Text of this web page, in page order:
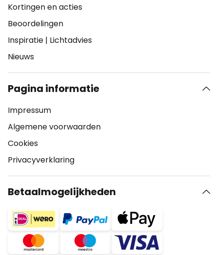
Kortingen en acties
Beoordelingen
Inspiratie | Lichtadvies
Nieuws
Pagina informatie
Impressum
Algemene voorwaarden
Cookies
Privacyverklaring
Betaalmogelijkheden